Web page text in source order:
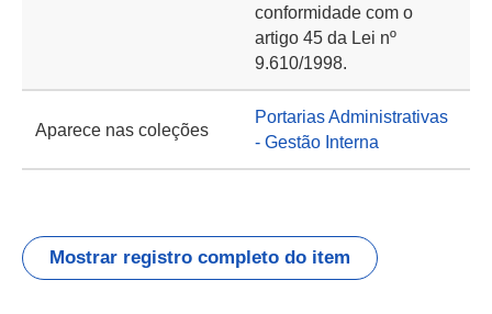
conformidade com o
artigo 45 da Lei nº
9.610/1998.
Aparece nas coleções
Portarias Administrativas
- Gestão Interna
Mostrar registro completo do item